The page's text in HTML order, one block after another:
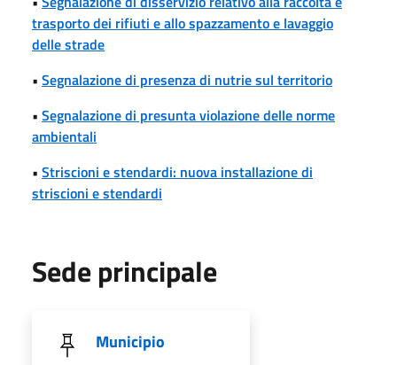
trasporto dei rifiuti e allo spazzamento e lavaggio
delle strade
• Segnalazione di presenza di nutrie sul territorio
• Segnalazione di presunta violazione delle norme
ambientali
• Striscioni e stendardi: nuova installazione di
striscioni e stendardi
Sede principale
Municipio